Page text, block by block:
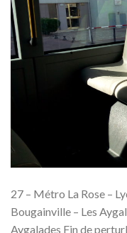
27 – Métro La Rose –
Bougainville – Les
Aygalades Fin de